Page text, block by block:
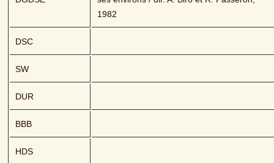
1982
DSC
SW
DUR
BBB
HDS